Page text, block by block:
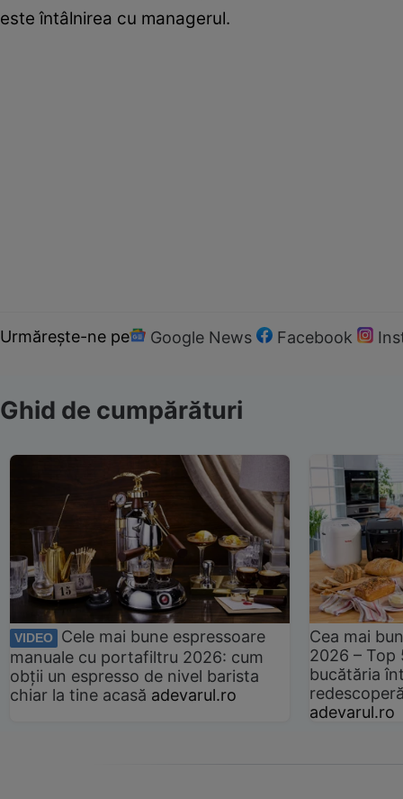
este întâlnirea cu managerul.
Urmărește-ne pe Google News Facebook
Ghid de cumpărături
VIDEO
Cele mai bune espressoare
manuale cu portafiltru 2026: cum
obții un espresso de nivel barista
chiar la tine acasă adevarul.ro
Cea mai
2026 –
bucătăria
adevarul.ro